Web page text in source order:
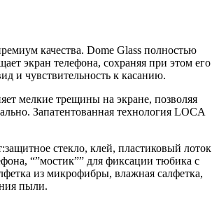
качества. Dome Glass полностью
экран телефона, сохраняя при этом его
и чувствительность к касанию.
мелкие трещины на экране, позволяя
Запатентованная технология LOCA
стекло, клей, пластиковый лоток
“”мостик”” для фиксации тюбика с
из микрофибры, влажная салфетка,
пыли.